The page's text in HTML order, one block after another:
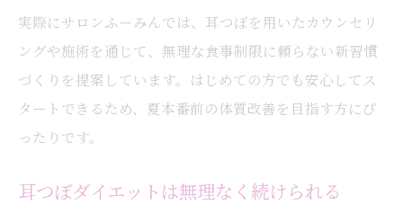
実際にサロンふーみんでは、耳つぼを用いたカウンセリ
ングや施術を通じて、無理な食事制限に頼らない新習慣
づくりを提案しています。はじめての方でも安心してス
タートできるため、夏本番前の体質改善を目指す方にぴ
ったりです。
耳つぼダイエットは無理なく続けられる